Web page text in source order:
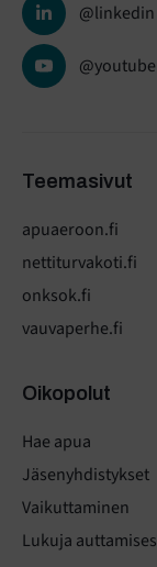
@linkedin
@youtube
Teemasivut
apuaeroon.fi
nettiturvakoti.fi
onksok.fi
vauvaperhe.fi
Oikopolut
Hae apua
Jäsenyhdistykset
Vaikuttaminen
Lukuja